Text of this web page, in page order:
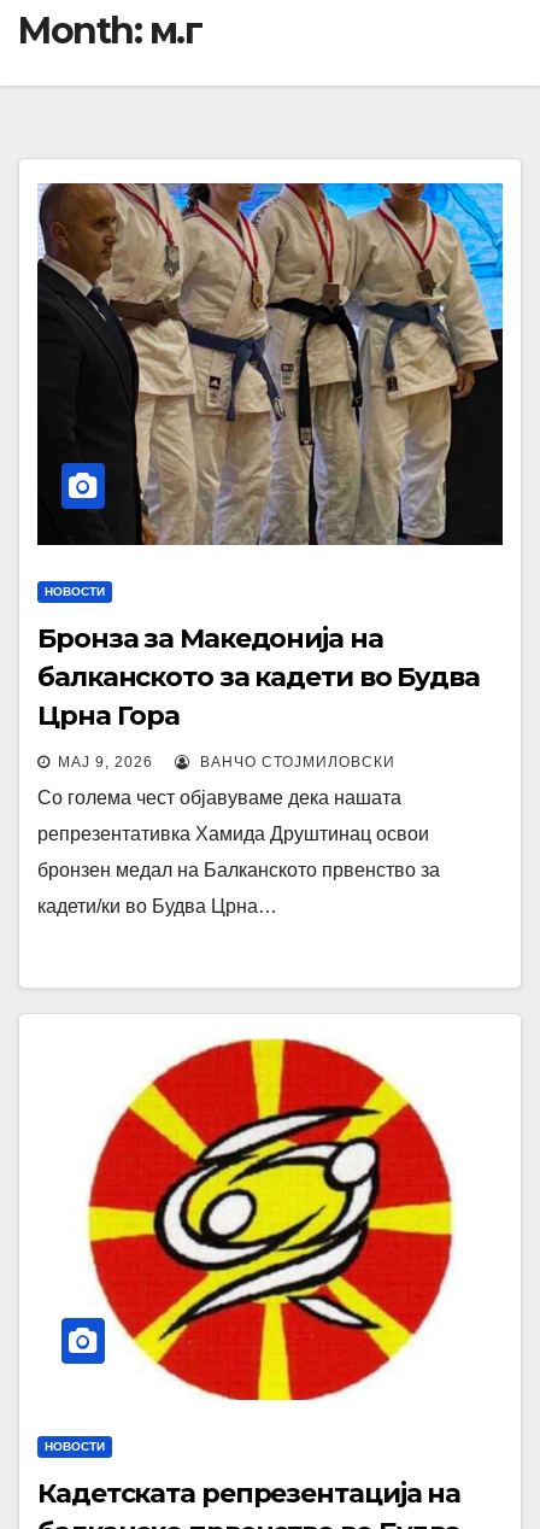
Month: м.г
НОВОСТИ
Бронза за Македонија на
балканското за кадети во Будва
Црна Гора
МАЈ 9, 2026 ВАНЧО СТОЈМИЛОВСКИ
Со голема чест објавуваме дека нашата
репрезентативка Хамида Друштинац освои
бронзен медал на Балканското првенство за
кадети/ки во Будва Црна…
НОВОСТИ
Кадетската репрезентација на